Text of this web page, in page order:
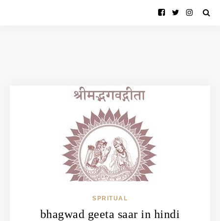
SPRITUAL
bhagwad geeta saar in hindi